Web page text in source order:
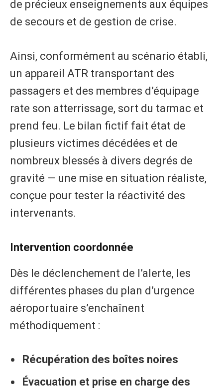
de précieux enseignements aux équipes
de secours et de gestion de crise.
Ainsi, conformément au scénario établi,
un appareil ATR transportant des
passagers et des membres d’équipage
rate son atterrissage, sort du tarmac et
prend feu. Le bilan fictif fait état de
plusieurs victimes décédées et de
nombreux blessés à divers degrés de
gravité — une mise en situation réaliste,
conçue pour tester la réactivité des
intervenants.
Intervention coordonnée
Dès le déclenchement de l’alerte, les
différentes phases du plan d’urgence
aéroportuaire s’enchaînent
méthodiquement :
Récupération des boîtes noires
Évacuation et prise en charge des